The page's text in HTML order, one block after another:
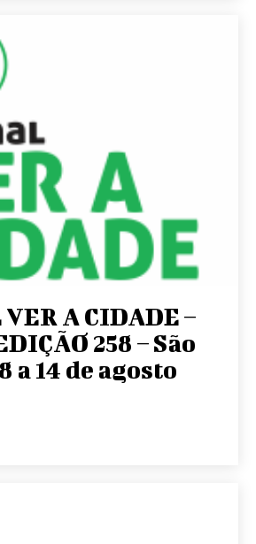
A CIDADE –
258 – São
a 14 de agosto